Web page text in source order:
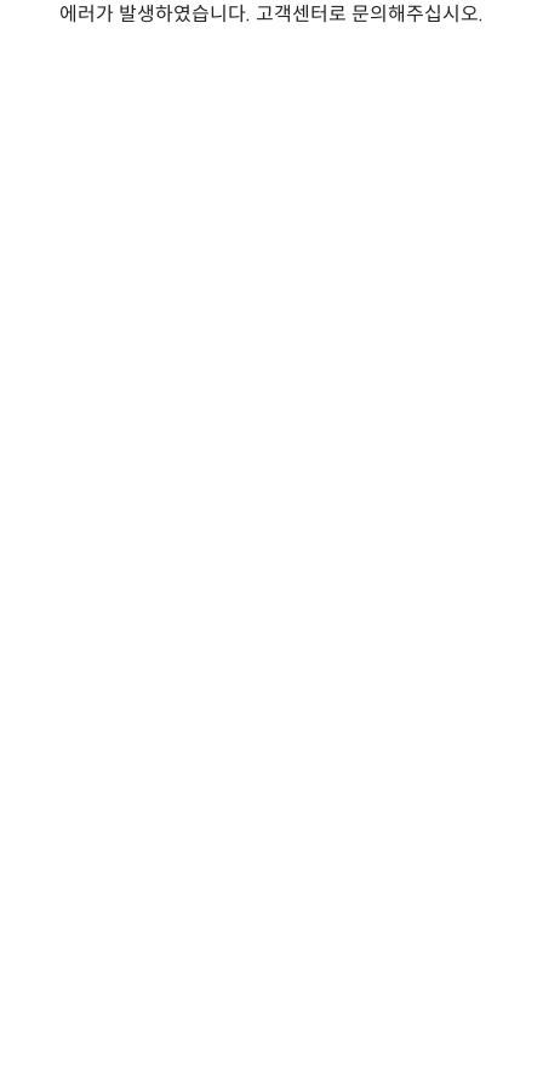
에러가 발생하였습니다. 고객센터로 문의해주십시오.